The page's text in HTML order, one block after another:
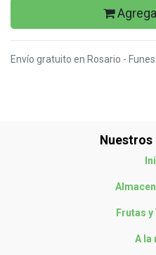
Envío gratuito en Rosario -
Frutas
A la